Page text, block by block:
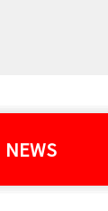
NEWS